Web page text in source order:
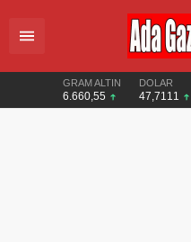
GRAM ALTIN
6.660,55
DOLAR
47,7111